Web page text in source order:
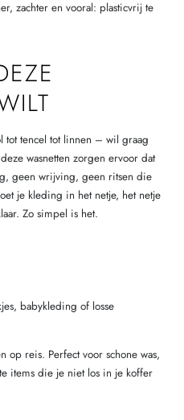
zachter en vooral: plasticvrij te
tencel tot linnen – wil graag
wasnetten zorgen ervoor dat
geen wrijving, geen ritsen die
je kleding in het netje, het netje
Zo simpel is het.
babykleding of losse
op reis. Perfect voor schone was,
items die je niet los in je koffer